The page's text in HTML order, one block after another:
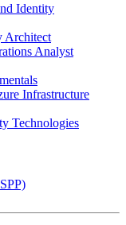
Identity
Architect
Analyst
Infrastructure
Technologies